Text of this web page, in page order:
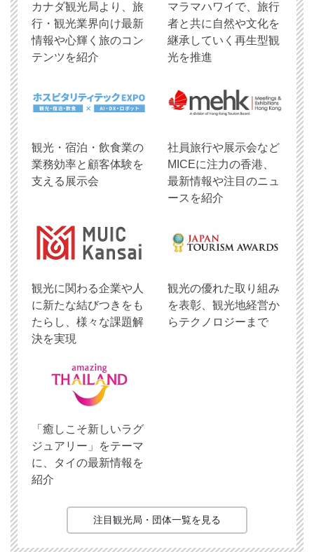
​カナダ観光局より、旅
行・観光業界向け最新
情報や心輝く旅のコン
テンツを紹介
マラマハワイで、旅行
者と共に自然や文化を
継承していく再生型観
光を推進
観光・宿泊・飲食業の
業務効率と顧客体験を
支える展示会
社員旅行や展示会など
MICEに注力の香港、
最新情報や注目のニュ
ースを紹介
観光に関わる企業や人
に新たな結びつきをも
たらし、様々な課題解
決を実現
観光の優れた取り組み
を表彰、観光地経営か
らテクノロジーまで
「癒しこそ新しいラグ
ジュアリー」をテーマ
に、タイの最新情報を
紹介
注目観光局・団体一覧を見る